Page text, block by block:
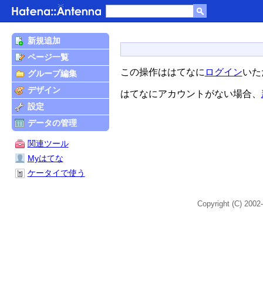
この操作ははてなに ログインい
はてなにアカウントがない場合、
新規追加
ページ一覧
グループ編集
デザイン
設定
データの管理
関連ツール
Myはてな
ケータイで使う
Copyright (C)